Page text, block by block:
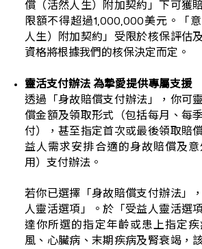
償（活然人生）附加契約」下可獲
限額不得超過1,000,000美元。「
人生）附加契約」受限於核保評估
資格將根據我們的核保決定而定。
靈活支付辦法 為摯愛提供專屬支援
透過「身故賠償支付辦法」，你可
償金額及領取形式（包括每月、每
付），甚至指定首次或最後領取賠
益人需求安排合適的身故賠償及
用）支付辦法。
若你已選擇「身故賠償支付辦法」
人靈活選項」。於「受益人靈活選
達你所選的指定年齡或患上指定
風、心臟病、末期疾病及腎衰竭，